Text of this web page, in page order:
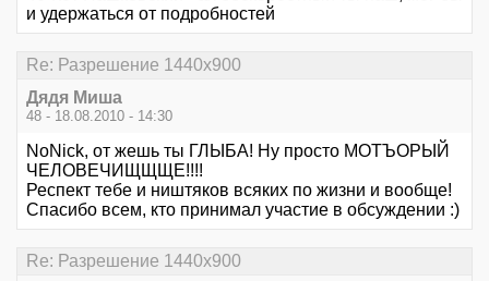
и удержаться от подробностей
Re: Разрешение 1440х900
Дядя Миша
48 - 18.08.2010 - 14:30
NoNick, от жешь ты ГЛЫБА! Ну просто МОТЪОРЫЙ
ЧЕЛОВЕЧИЩЩЩЕ!!!!
Респект тебе и ништяков всяких по жизни и вообще!
Спасибо всем, кто принимал участие в обсуждении :)
Re: Разрешение 1440х900